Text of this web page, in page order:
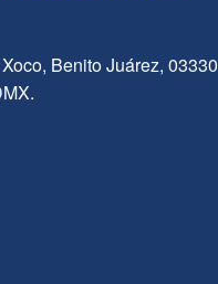
Benito Juárez, 03330